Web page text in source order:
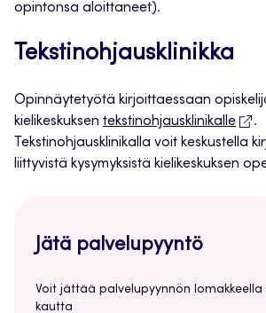
opintonsa aloittaneet).
Tekstinohjausklinikka
Opinnäytetyötä kirjoittaessaan
kielikeskuksen tekstinohjausklinikalle
.
Tekstinohjausklinikalla voit keskustella
liittyvistä kysymyksistä kielikeskuksen
Jätä palvelupyyntö
Voit jättää palvelupyynnön lomakkeella
kautta